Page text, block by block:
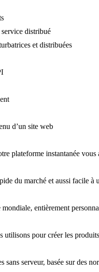
distribué
et distribuées
d’un site web
plateforme instantanée
du marché et aussi facile
mondiale, entièrement
utilisons pour créer les
sans serveur, basée sur des